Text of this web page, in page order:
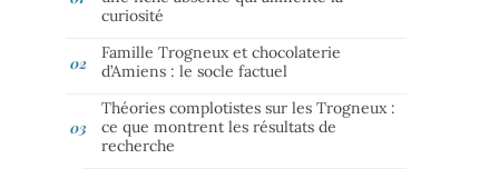
curiosité
Famille Trogneux et chocolaterie
d’Amiens : le socle factuel
Théories complotistes sur les Trogneux :
ce que montrent les résultats de
recherche